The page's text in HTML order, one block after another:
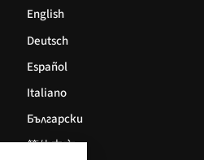
English
Deutsch
Español
Italiano
Български
简体中文